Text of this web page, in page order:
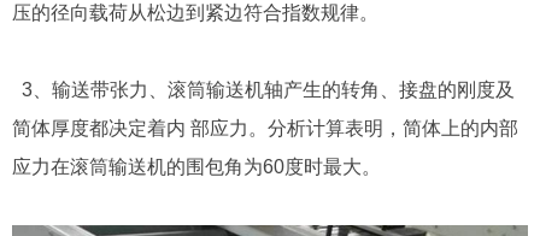
压的径向载荷从松边到紧边符合指数规律。
3、输送带张力、滚筒输送机轴产生的转角、接盘的刚度及
简体厚度都决定着内 部应力。分析计算表明，简体上的内部
应力在滚筒输送机的围包角为60度时最大。